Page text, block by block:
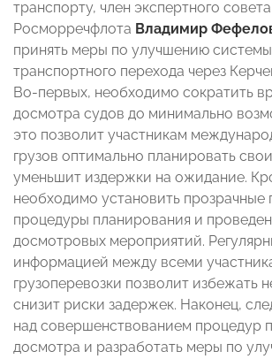
транспорту, член экспертного
Росморречфлота Владимир
принять меры по улучшению
транспортного перехода через
Во-первых, необходимо сократить
досмотра судов до минимально
это позволит участникам
грузов оптимально планировать
уменьшит издержки на ожидание.
необходимо установить прозрачные
процедуры планирования и
досмотровых мероприятий.
информацией между всеми
грузоперевозки позволит избежать
снизит риски задержек. Наконец,
над совершенствованием процедур
досмотра и разработать меры по